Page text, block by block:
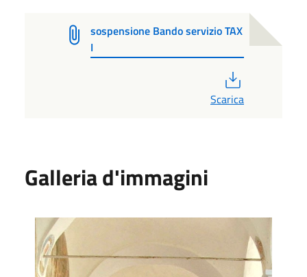
sospensione Bando servizio TAX
I
Scarica
Galleria d'immagini
Affreschi nella casa comunale